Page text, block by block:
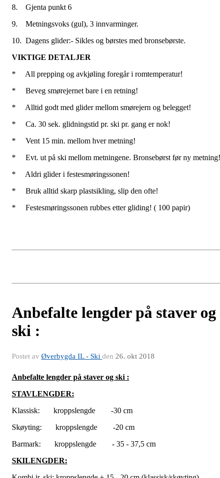
8. Gjenta punkt 6
9. Metningsvoks (gul), 3 innvarminger.
10. Dagens glider:- Sikles og børstes med bronsebørste.
VIKTIGE DETALJER
* All prepping og avkjøling foregår i romtemperatur!
* Beveg smørejernet bare i en retning!
* Alltid godt med glider mellom smørejern og belegget!
* Ca. 30 sek. glidningstid pr. ski pr. gang er nok!
* Vent 15 min. mellom hver metning!
* Evt. ut på ski mellom metningene. Bronsebørst før ny metning!
* Aldri glider i festesmøringssonen!
* Bruk alltid skarp plastsikling, slip den ofte!
* Festesmøringssonen rubbes etter gliding! ( 100 papir)
Anbefalte lengder på staver og
ski :
Postet av Øverbygda IL - Ski den 26. okt 2018
Anbefalte lengder på staver og ski :
STAVLENGDER:
Klassisk: kroppslengde -30 cm
Skøyting: kroppslengde -20 cm
Barmark: kroppslengde - 35 - 37,5 cm
SKILENGDER: